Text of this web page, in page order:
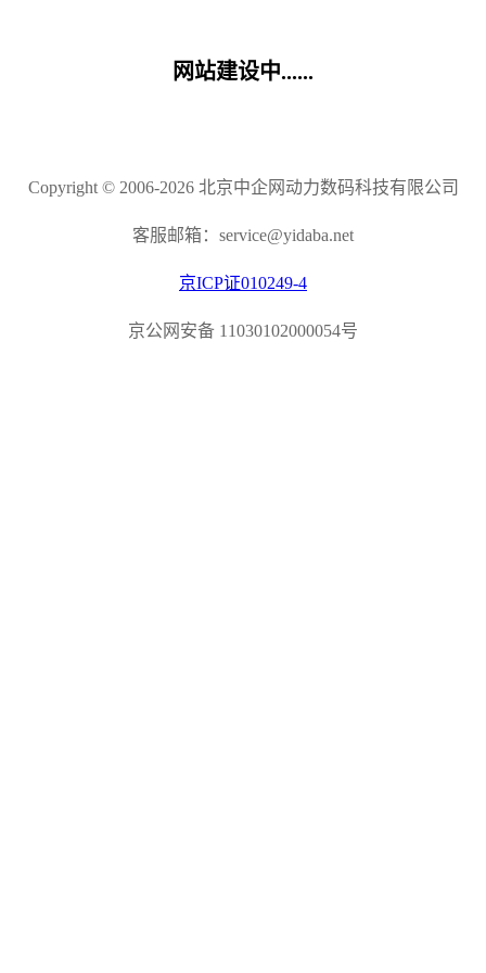
网站建设中......
Copyright © 2006-2026 北京中企网动力数码科技有限公司
客服邮箱：service@yidaba.net
京ICP证010249-4
京公网安备 11030102000054号